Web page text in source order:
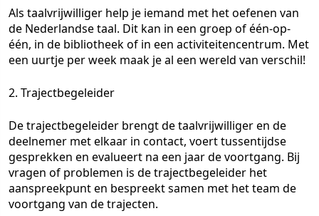
Als taalvrijwilliger help je iemand met het oefenen van
de Nederlandse taal. Dit kan in een groep of één-op-
één, in de bibliotheek of in een activiteitencentrum. Met
een uurtje per week maak je al een wereld van verschil!
2. Trajectbegeleider
De trajectbegeleider brengt de taalvrijwilliger en de
deelnemer met elkaar in contact, voert tussentijdse
gesprekken en evalueert na een jaar de voortgang. Bij
vragen of problemen is de trajectbegeleider het
aanspreekpunt en bespreekt samen met het team de
voortgang van de trajecten.